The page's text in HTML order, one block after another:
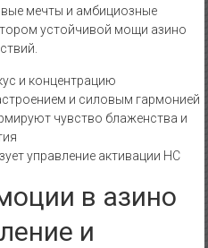
мечты и амбициозные
устойчивой мощи азино
и концентрацию
и силовым гармонией
чувство блаженства и
управление активации НС
в азино
и